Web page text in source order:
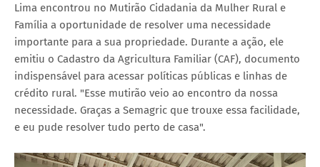
Lima encontrou no Mutirão Cidadania da Mulher Rural e
Família a oportunidade de resolver uma necessidade
importante para a sua propriedade. Durante a ação, ele
emitiu o Cadastro da Agricultura Familiar (CAF), documento
indispensável para acessar políticas públicas e linhas de
crédito rural. "Esse mutirão veio ao encontro da nossa
necessidade. Graças a Semagric que trouxe essa facilidade,
e eu pude resolver tudo perto de casa".